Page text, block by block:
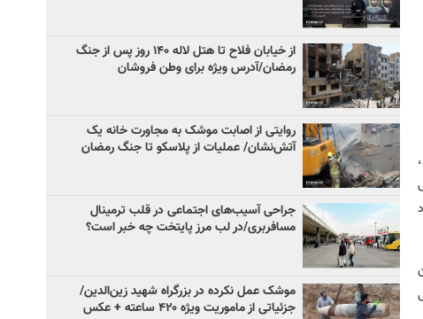
از خیابان فلاح تا هتل لاله ۱۴۰ روز پس از جنگ
رمضان/آدرس ویژه برای وطن فروشان
روایتی از اصابت موشک به مجاورت خانه یک
آتش‌نشان/ عملیات از پلاسکو تا جنگ رمضان
جراحی آسیب‌های اجتماعی در قلب ترمینال
مسافربری/در لب مرز پایتخت چه خبر است؟
موشک عمل نکرده در بزرگراه شهید زین‌الدین/
جزئیاتی از ماموریت ویژه ۴۲۰ ساعته + عکس ‌